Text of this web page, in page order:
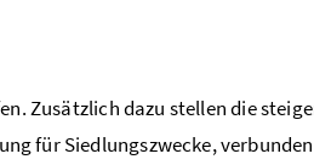
Zusätzlich dazu stellen die
für Siedlungszwecke,